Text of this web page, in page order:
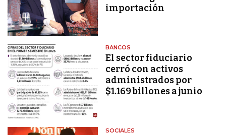
importación
BANCOS
El sector fiduciario
cerró con activos
administrados por
$1.169 billones a junio
SOCIALES